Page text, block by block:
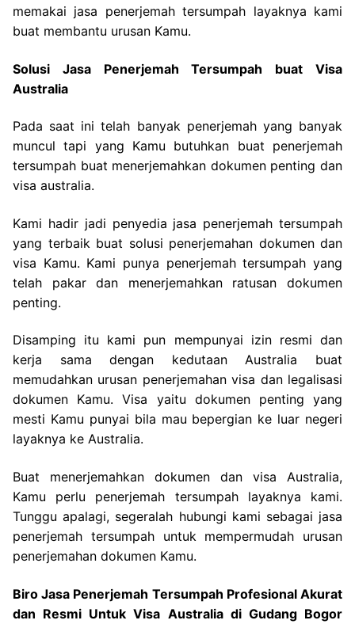
memakai jasa penerjemah tersumpah layaknya kami
buat membantu urusan Kamu.
Solusi Jasa Penerjemah Tersumpah buat Visa
Australia
Pada saat ini telah banyak penerjemah yang banyak
muncul tapi yang Kamu butuhkan buat penerjemah
tersumpah buat menerjemahkan dokumen penting dan
visa australia.
Kami hadir jadi penyedia jasa penerjemah tersumpah
yang terbaik buat solusi penerjemahan dokumen dan
visa Kamu. Kami punya penerjemah tersumpah yang
telah pakar dan menerjemahkan ratusan dokumen
penting.
Disamping itu kami pun mempunyai izin resmi dan
kerja sama dengan kedutaan Australia buat
memudahkan urusan penerjemahan visa dan legalisasi
dokumen Kamu. Visa yaitu dokumen penting yang
mesti Kamu punyai bila mau bepergian ke luar negeri
layaknya ke Australia.
Buat menerjemahkan dokumen dan visa Australia,
Kamu perlu penerjemah tersumpah layaknya kami.
Tunggu apalagi, segeralah hubungi kami sebagai jasa
penerjemah tersumpah untuk mempermudah urusan
penerjemahan dokumen Kamu.
Biro Jasa Penerjemah Tersumpah Profesional Akurat
dan Resmi Untuk Visa Australia di Gudang Bogor